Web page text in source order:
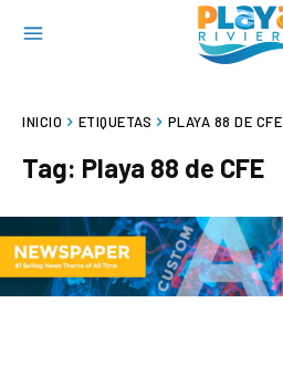
INICIO ETIQUETAS PLAYA 88 DE CFE
Tag: Playa 88 de CFE